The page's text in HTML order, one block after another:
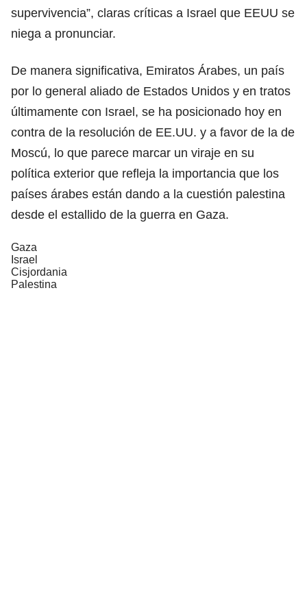
supervivencia”, claras críticas a Israel que EEUU se
niega a pronunciar.
De manera significativa, Emiratos Árabes, un país
por lo general aliado de Estados Unidos y en tratos
últimamente con Israel, se ha posicionado hoy en
contra de la resolución de EE.UU. y a favor de la de
Moscú, lo que parece marcar un viraje en su
política exterior que refleja la importancia que los
países árabes están dando a la cuestión palestina
desde el estallido de la guerra en Gaza.
Gaza
Israel
Cisjordania
Palestina